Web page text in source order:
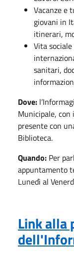
Vacanze e
giovani in
itinerari,
Vita
sanitari,
Dove:
Municipale, con
presente con
Biblioteca.
Quando: Per
appuntamento
Lunedì al
Link alla